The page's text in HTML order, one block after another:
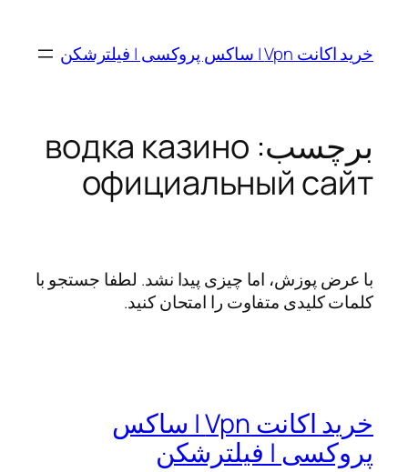
محتواخرید اکانت Vpn | ساکس پروکسی | فیلترشکن
برچسب: водка казино
официальный сайт
با عرض پوزش، اما چیزی پیدا نشد. لطفا جستجو با
کلمات کلیدی متفاوت را امتحان کنید.
خرید اکانت Vpn | ساکس
پروکسی | فیلترشکن